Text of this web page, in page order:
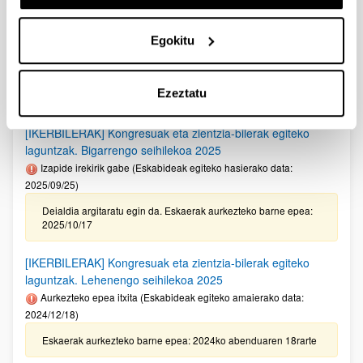
Egokitu
Ezeztatu
[IKERBILERAK] Kongresuak eta zientzia-bilerak egiteko
laguntzak. Lehen seihilekoa 2026
[IKERBILERAK] Kongresuak eta zientzia-bilerak egiteko
laguntzak. Bigarrengo seihilekoa 2025
Izapide irekirik gabe (Eskabideak egiteko hasierako data:
2025/09/25)
Deialdia argitaratu egin da. Eskaerak aurkezteko barne epea:
2025/10/17
[IKERBILERAK] Kongresuak eta zientzia-bilerak egiteko
laguntzak. Lehenengo seihilekoa 2025
Aurkezteko epea itxita (Eskabideak egiteko amaierako data:
2024/12/18)
Eskaerak aurkezteko barne epea: 2024ko abenduaren 18rarte